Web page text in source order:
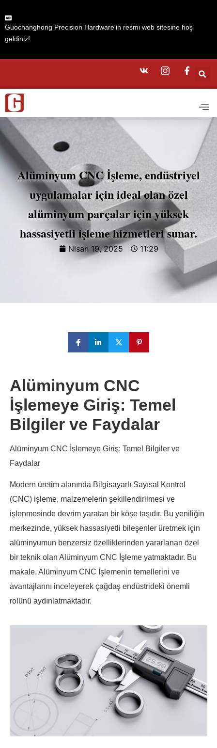
Guochanghong Precision Hardware'in resmi web sitesine hoş
geldiniz!
Alüminyum CNC İşleme, endüstriyel
uygulamalar için ideal olan özel
alüminyum parçalar için yüksek
hassasiyetli işleme hizmetleri sunar.
Nisan 19, 2025 11:29
Alüminyum CNC
İşlemeye Giriş: Temel
Bilgiler ve Faydalar
Alüminyum CNC İşlemeye Giriş: Temel Bilgiler ve
Faydalar
Modern üretim alanında Bilgisayarlı Sayısal Kontrol
(CNC) işleme, malzemelerin şekillendirilmesi ve
işlenmesinde devrim yaratan bir köşe taşıdır. Bu yeniliğin
merkezinde, yüksek hassasiyetli bileşenler üretmek için
alüminyumun benzersiz özelliklerinden yararlanan özel
bir teknik olan Alüminyum CNC İşleme yatmaktadır. Bu
makale, Alüminyum CNC İşlemenin temellerini ve
avantajlarını inceleyerek çağdaş endüstrideki önemli
rolünü aydınlatmaktadır.